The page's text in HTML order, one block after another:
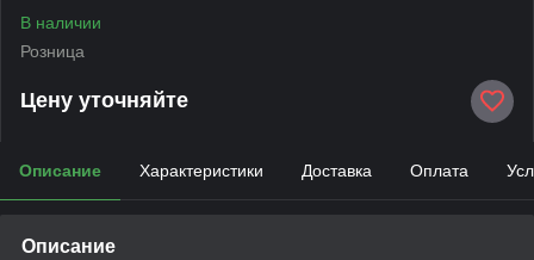
В наличии
Розница
Цену уточняйте
Описание Характеристики Доставка Оплата
Описание